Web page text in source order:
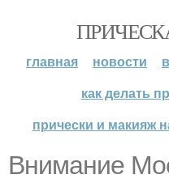
главная новости
как делать
прически и макияж
Внимание